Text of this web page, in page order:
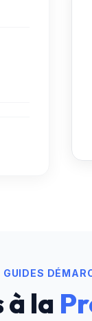
GUIDES
à la